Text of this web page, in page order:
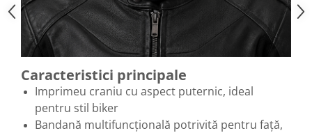
Caracteristici principale
Imprimeu craniu cu aspect puternic, ideal
pentru stil biker
Bandană multifuncțională potrivită pentru față,